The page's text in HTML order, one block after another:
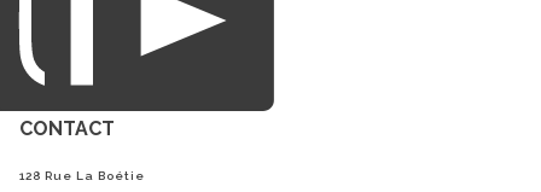
CONTACT
128 Rue La Boétie